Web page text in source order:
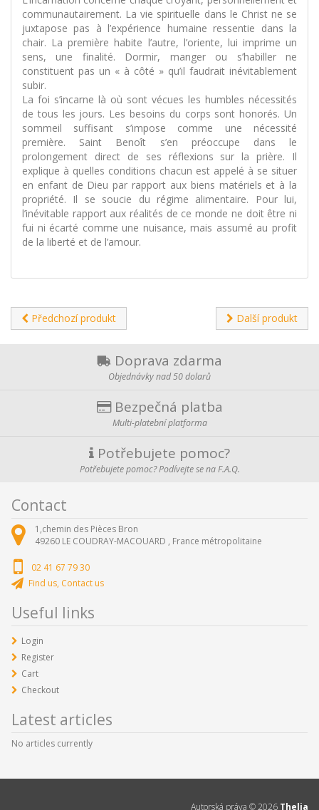
communautairement. La vie spirituelle dans le Christ ne se
juxtapose pas à l’expérience humaine ressentie dans la
chair. La première habite l’autre, l’oriente, lui imprime un
sens, une finalité. Dormir, manger ou s’habiller ne
constituent pas un « à côté » qu’il faudrait inévitablement
subir.
La foi s’incarne là où sont vécues les humbles nécessités
de tous les jours. Les besoins du corps sont honorés. Un
sommeil suffisant s’impose comme une nécessité
première. Saint Benoît s’en préoccupe dans le
prolongement direct de ses réflexions sur la prière. Il
explique à quelles conditions chacun est appelé à se situer
en enfant de Dieu par rapport aux biens matériels et à la
propriété. Il se soucie du régime alimentaire. Pour lui,
l’inévitable rapport aux réalités de ce monde ne doit être ni
fui ni écarté comme une nuisance, mais assumé au profit
de la liberté et de l’amour.
Předchozí produkt Další produkt
Doprava zdarma
Objednávky nad 50 dolarů
Bezpečná platba
Multi-platební platforma
Potřebujete pomoc?
Potřebujete pomoc? Podívejte se na F.A.Q.
Contact
1,chemin des Pièces Bron
49260 LE COUDRAY-MACOUARD , France métropolitaine
02 41 67 79 30
Find us, Contact us
Useful links
Login
Register
Cart
Checkout
Latest articles
No articles currently
Autorská práva ©2026 Thelia